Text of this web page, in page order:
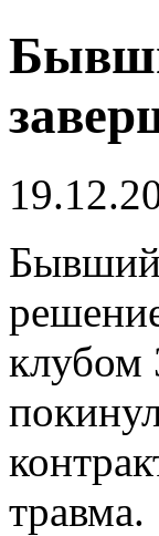
Бывший
клубом
травма.